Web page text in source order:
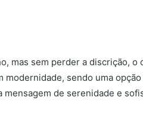
mas sem perder a discrição, o
sendo uma
mensagem de serenidade e